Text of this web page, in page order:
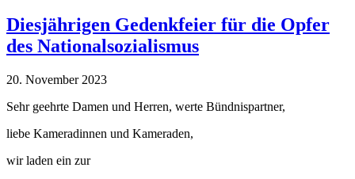
Diesjährigen Gedenkfeier für die Opfer
des Nationalsozialismus
20. November 2023
Sehr geehrte Damen und Herren, werte Bündnispartner,
liebe Kameradinnen und Kameraden,
wir laden ein zur